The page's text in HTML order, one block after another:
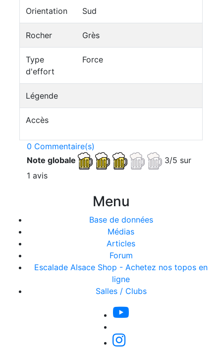
Orientation Sud
Rocher Grès
Type
d'effort
Force
Légende
Accès
0 Commentaire(s)
Note globale
3/5 sur
1 avis
Menu
Base de données
Médias
Articles
Forum
Escalade Alsace Shop - Achetez nos topos en
ligne
Salles / Clubs